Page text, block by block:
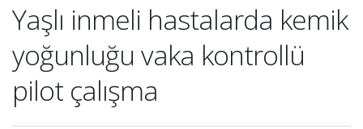
Yaşlı inmeli hastalarda kemik
yoğunluğu vaka kontrollü
pilot çalışma